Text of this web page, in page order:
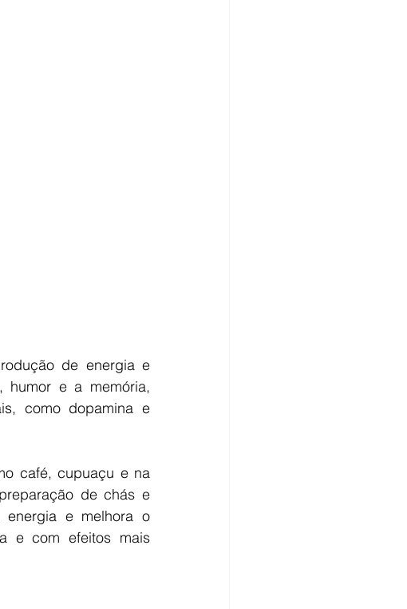
de energia e
humor e a memória,
como dopamina e
café, cupuaçu e na
de chás e
energia e melhora o
e com efeitos mais